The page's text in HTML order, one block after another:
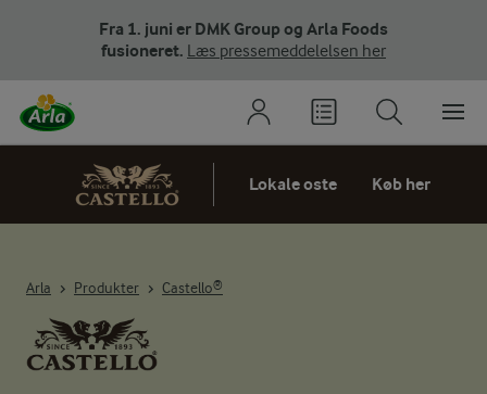
Fra 1. juni er DMK Group og Arla Foods
fusioneret. Læs pressemeddelelsen her
Lokale oste Køb her
Arla Produkter Castello®